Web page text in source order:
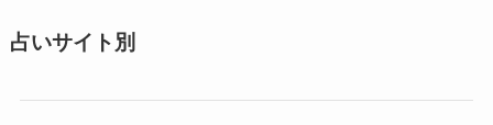
占いサイト別